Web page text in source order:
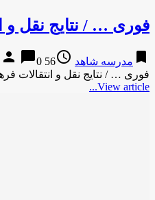
فوری … / نتایج نقل و
bookmark مدرسه شاهد access_time
56 years ago
person chat_bubble0
فوری … / نتایج نقل و انتقالات
View article...